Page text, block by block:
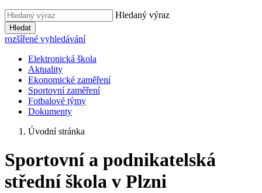
Hledaný výraz
Hledat
rozšířené vyhledávání
Elektronická škola
Aktuality
Ekonomické zaměření
Sportovní zaměření
Fotbalové týmy
Dokumenty
Úvodní stránka
Sportovní a podnikatelská
střední škola v Plzni